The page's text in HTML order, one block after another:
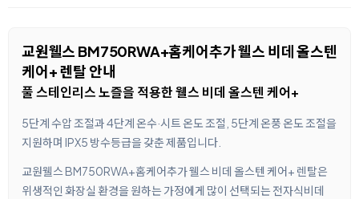
교원웰스 BM750RWA+홈케어추가 웰스 비데 올스텐
케어+ 렌탈 안내
풀 스테인리스 노즐을 적용한 웰스 비데 올스텐 케어+
5단계 수압 조절과 4단계 온수·시트 온도 조절, 5단계 온풍 온도 조절을
지원하며 IPX5 방수등급을 갖춘 제품입니다.
교원웰스 BM750RWA+홈케어추가 웰스 비데 올스텐 케어+ 렌탈은
위생적인 화장실 환경을 원하는 가정에게 많이 선택되는 전자식비데